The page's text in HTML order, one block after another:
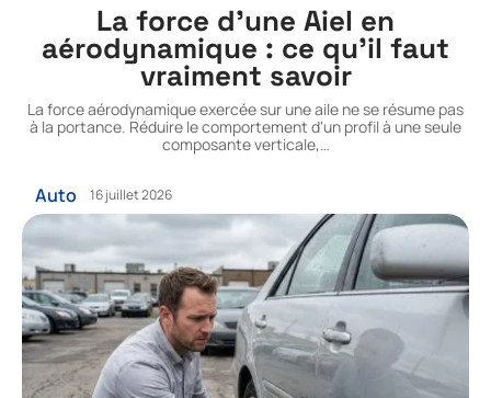
La force d’une Aiel en
aérodynamique : ce qu’il faut
vraiment savoir
La force aérodynamique exercée sur une aile ne se résume pas
à la portance. Réduire le comportement d'un profil à une seule
composante verticale,…
Auto 16 juillet 2026